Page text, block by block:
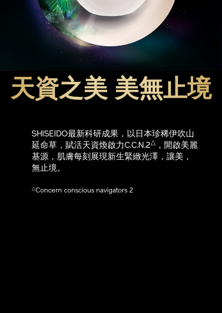
天資之美 美無止境
SHISEIDO最新科研成果，以日本珍稀伊吹山
延命草，賦活天資煥啟力C.C.N.2△，開啟美麗
基源，肌膚每刻展現新生緊緻光澤，讓美，
無止境。
△Concern conscious navigators 2